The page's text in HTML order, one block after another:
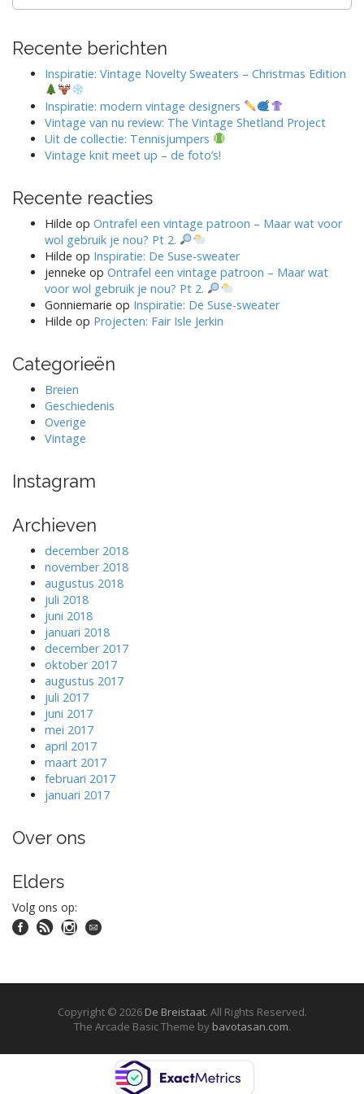
Recente berichten
Inspiratie: Vintage Novelty Sweaters – Christmas Edition
Inspiratie: modern vintage designers
Vintage van nu review: The Vintage Shetland Project
Uit de collectie: Tennisjumpers
Vintage knit meet up – de foto’s!
Recente reacties
Hilde op Ontrafel een vintage patroon – Maar wat voor
wol gebruik je nou? Pt 2.
Hilde op Inspiratie: De Suse-sweater
jenneke op Ontrafel een vintage patroon – Maar wat
voor wol gebruik je nou? Pt 2.
Gonniemarie op Inspiratie: De Suse-sweater
Hilde op Projecten: Fair Isle Jerkin
Categorieën
Breien
Geschiedenis
Overige
Vintage
Instagram
Archieven
december 2018
november 2018
augustus 2018
juli 2018
juni 2018
januari 2018
december 2017
oktober 2017
augustus 2017
juli 2017
juni 2017
mei 2017
april 2017
maart 2017
februari 2017
januari 2017
Over ons
Elders
Volg ons op:
Copyright © 2026 De Breistaat. All Rights Reserved.
The Arcade Basic Theme by bavotasan.com.